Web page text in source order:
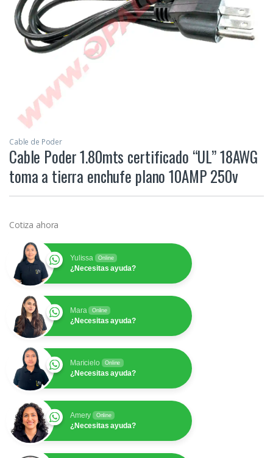
Cable de Poder
Cable Poder 1.80mts certificado “UL” 18AWG
toma a tierra enchufe plano 10AMP 250v
Cotiza ahora
Yulissa Online
¿Necesitas ayuda?
Mara Online
¿Necesitas ayuda?
Maricielo Online
¿Necesitas ayuda?
Amery Online
¿Necesitas ayuda?